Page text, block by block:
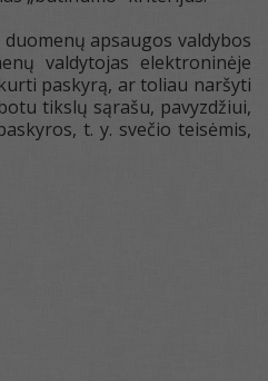
apsaugos valdybos
valdytojas elektroninėje
paskyrą, ar toliau naršyti
tikslų sąrašu, pavyzdžiui,
t. y. svečio teisėmis,